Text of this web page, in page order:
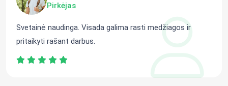
Pirkėjas
Svetainė naudinga. Visada galima rasti medžiagos ir
pritaikyti rašant darbus.